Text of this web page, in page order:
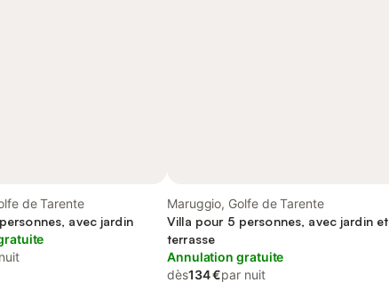
de Tarente
avec jardin
Maruggio, Golfe de Tarente
Villa pour 5 personnes, avec jardin et
terrasse
Annulation gratuite
dès134 €par nuit